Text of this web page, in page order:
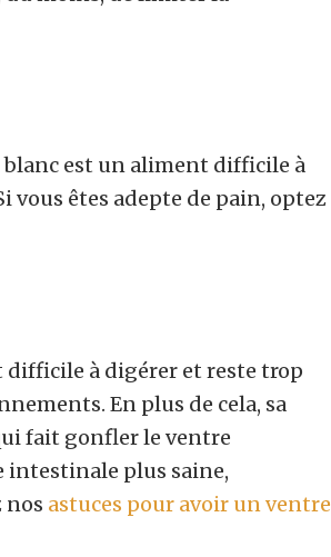
blanc est un aliment difficile à
êtes adepte de pain, optez
difficile à digérer et reste trop
En plus de cela, sa
fait gonfler le ventre
intestinale plus saine,
nos astuces pour avoir un ventre